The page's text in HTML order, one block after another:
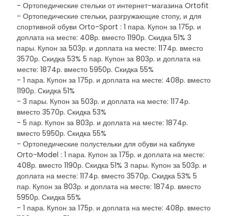
- Ортопедические стельки от интернет-магазина Ortofit
- Ортопедические стельки, разгружающие стопу, и для
спортивной обуви Orto-Sport : 1 пара. Купон за 175р. и
доплата на месте: 408р. вместо 1190р. Скидка 51% 3
пары. Купон за 503р. и доплата на месте: 1174р. вместо
3570р. Скидка 53% 5 пар. Купон за 803р. и доплата на
месте: 1874р. вместо 5950р. Скидка 55%
- 1 пара. Купон за 175р. и доплата на месте: 408р. вместо
1190р. Скидка 51%
- 3 пары. Купон за 503р. и доплата на месте: 1174р.
вместо 3570р. Скидка 53%
- 5 пар. Купон за 803р. и доплата на месте: 1874р.
вместо 5950р. Скидка 55%
- Ортопедические полустельки для обуви на каблуке
Orto-Model : 1 пара. Купон за 175р. и доплата на месте:
408р. вместо 1190р. Скидка 51% 3 пары. Купон за 503р. и
доплата на месте: 1174р. вместо 3570р. Скидка 53% 5
пар. Купон за 803р. и доплата на месте: 1874р. вместо
5950р. Скидка 55%
- 1 пара. Купон за 175р. и доплата на месте: 408р. вместо